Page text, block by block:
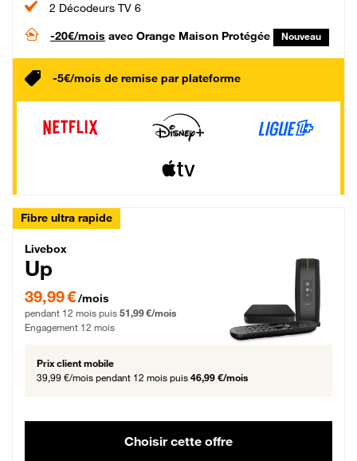
2 Décodeurs TV 6
-20€/mois avec Orange Maison Protégée Nouveau
-5€/mois de remise par plateforme
Fibre ultra rapide
Livebox Up Fibre
Livebox
Up
39,99 € par mois pendant 12 mois puis 51,99 € par mois, Engagement 12 mois
39,99 €/mois
pendant 12 mois puis 51,99 €/mois
Engagement 12 mois
Prix client mobile
39,99 €/mois pendant 12 mois puis 46,99 €/mois
Choisir cette offre